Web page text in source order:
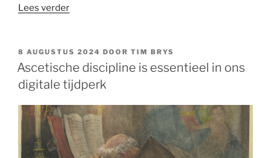
Lees verder“Asielzoekers
politieke
bus
gooien?
Mensen
zijn
mensen,
zelfs
als
GEPLAATST
OP
8 AUGUSTUS 2024 DOOR TIM BRYS
Ascetische discipline is essentieel in ons
digitale tijdperk